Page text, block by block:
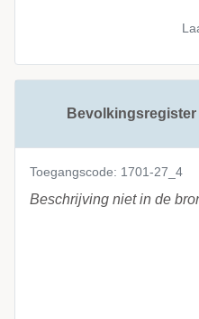
Bevolkingsregister
Toegangscode: 1701-27_4
Beschrijving niet in de